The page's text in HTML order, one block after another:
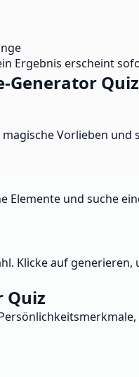
Ergebnis erscheint
Generator Quiz
Vorlieben
und suche
Klicke auf
Quiz